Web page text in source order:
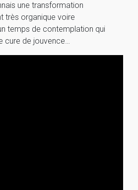
une transformation
très organique voire
temps de contemplation qui
cure de jouvence…